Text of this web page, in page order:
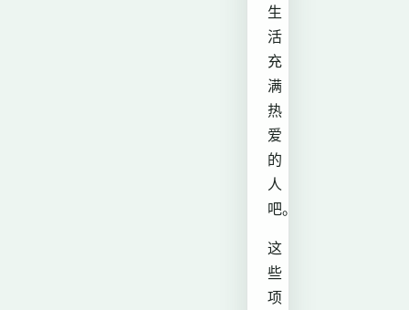
生
活
充
满
热
爱
的
人
吧。
这
些
项